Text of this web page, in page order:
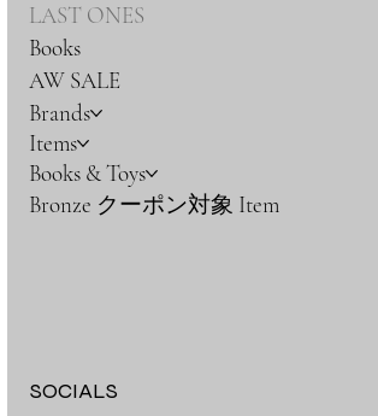
LAST ONES
Books
AW SALE
Brands
Items
Books & Toys
Bronze クーポン対象 Item
SOCIALS